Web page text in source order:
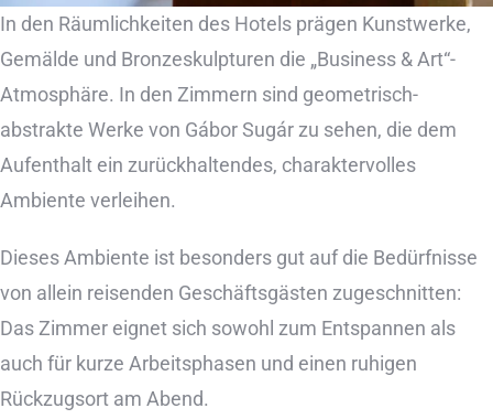
In den Räumlichkeiten des Hotels prägen Kunstwerke,
Gemälde und Bronzeskulpturen die „Business & Art“-
Atmosphäre. In den Zimmern sind geometrisch-
abstrakte Werke von Gábor Sugár zu sehen, die dem
Aufenthalt ein zurückhaltendes, charaktervolles
Ambiente verleihen.
Dieses Ambiente ist besonders gut auf die Bedürfnisse
von allein reisenden Geschäftsgästen zugeschnitten:
Das Zimmer eignet sich sowohl zum Entspannen als
auch für kurze Arbeitsphasen und einen ruhigen
Rückzugsort am Abend.